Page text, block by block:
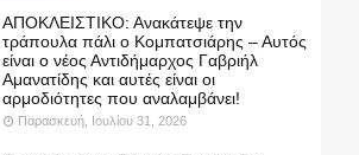
ΑΠΟΚΛΕΙΣΤΙΚΟ: Ανακάτεψε την
τράπουλα πάλι ο Κομπατσιάρης – Αυτός
είναι ο νέος Αντιδήμαρχος Γαβριήλ
Αμανατίδης και αυτές είναι οι
αρμοδιότητες που αναλαμβάνει!
Παρασκευή, Ιουλίου 31, 2026